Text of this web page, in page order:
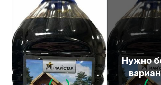
Нужно